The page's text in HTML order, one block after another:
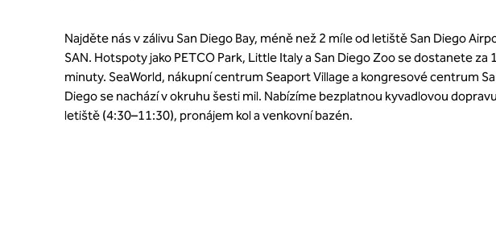
Najděte nás v zálivu San Diego Bay, méně než 2 míle od letiště San Diego
SAN. Hotspoty jako PETCO Park, Little Italy a San Diego Zoo se dostanete za
minuty. SeaWorld, nákupní centrum Seaport Village a kongresové centrum
Diego se nachází v okruhu šesti mil. Nabízíme bezplatnou kyvadlovou
letiště (4:30–11:30), pronájem kol a venkovní bazén.